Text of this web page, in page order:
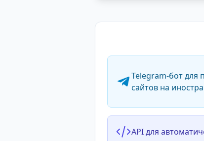
Telegram-бот для
сайтов на
API для